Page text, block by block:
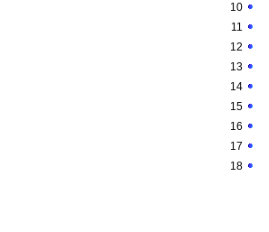
10
11
12
13
14
15
16
17
18